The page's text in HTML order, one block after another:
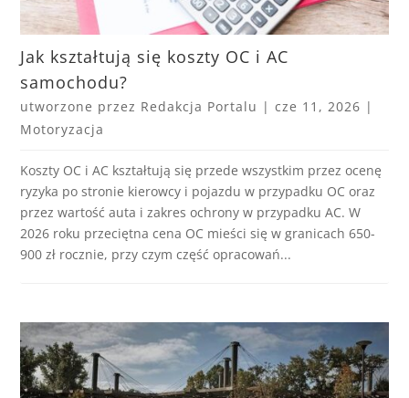
Jak kształtują się koszty OC i AC
samochodu?
utworzone przez Redakcja Portalu |cze 11, 2026 |
Motoryzacja
Koszty OC i AC kształtują się przede wszystkim przez ocenę
ryzyka po stronie kierowcy i pojazdu w przypadku OC oraz
przez wartość auta i zakres ochrony w przypadku AC. W
2026 roku przeciętna cena OC mieści się w granicach 650-
900 zł rocznie, przy czym część opracowań...